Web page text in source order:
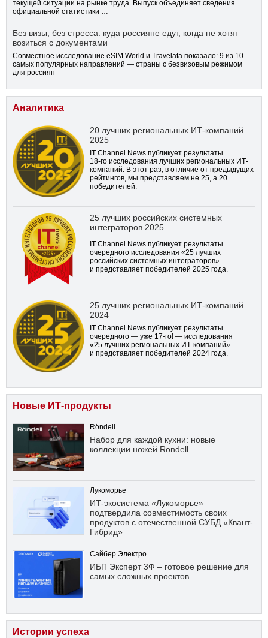
текущей ситуации на рынке труда. Выпуск объединяет сведения
официальной статистики …
Без визы, без стресса: куда россияне едут, когда не хотят
возиться с документами
Совместное исследование eSIM.World и Travelata показало: 9 из 10
самых популярных направлений — страны с безвизовым режимом
для россиян
Аналитика
20 лучших региональных ИТ-компаний
2025
IT Channel News публикует результаты
18-го исследования лучших региональных ИТ-
компаний. В этот раз, в отличие от предыдущих
рейтингов, мы представляем не 25, а 20
победителей.
25 лучших российских системных
интеграторов 2025
IT Channel News публикует результаты
очередного исследования «25 лучших
российских системных интеграторов»
и представляет победителей 2025 года.
25 лучших региональных ИТ-компаний
2024
IT Channel News публикует результаты
очередного — уже 17-го! — исследования
«25 лучших региональных ИТ-компаний»
и представляет победителей 2024 года.
Новые ИТ-продукты
Röndell
Набор для каждой кухни: новые
коллекции ножей Rondell
Лукоморье
ИТ-экосистема «Лукоморье»
подтвердила совместимость своих
продуктов с отечественной СУБД «Квант-
Гибрид»
Сайбер Электро
ИБП Эксперт 3Ф – готовое решение для
самых сложных проектов
Истории успеха